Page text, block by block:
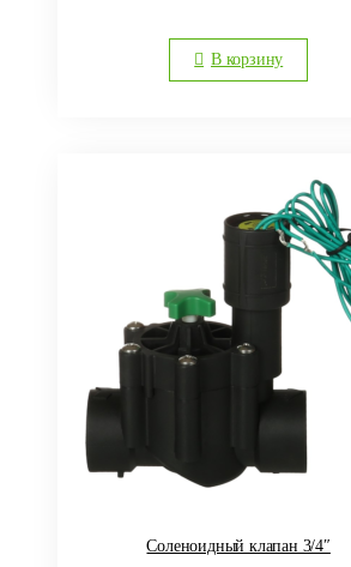
В корзину
Соленоидный клапан 3/4″